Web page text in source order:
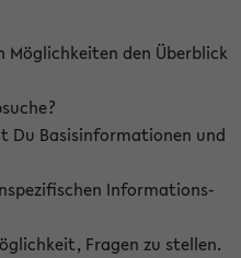
Möglichkeiten den Überblick
Du Basisinformationen und
Informations-
Fragen zu stellen.